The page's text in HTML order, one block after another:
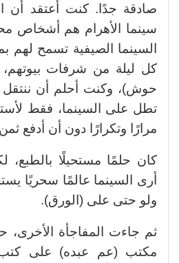
صادقة جدًا. كنت أعتقد أن
سينما الأهرام هم أشخاص
السينما الصيفية تسمح لهم
كل ليلة من شرفات
حوش)، وكنت أحلم أن
تطل على السينما، فقط
مرارًا وتكرارًا دون أن أدفع
كان حلمًا مستحيلًا
أرى السينما عالمًا سحريًا
ولو حتى على (الورق).
ثم جاءت المفاجأة الأخرى،
مكتب (عم عبده) على